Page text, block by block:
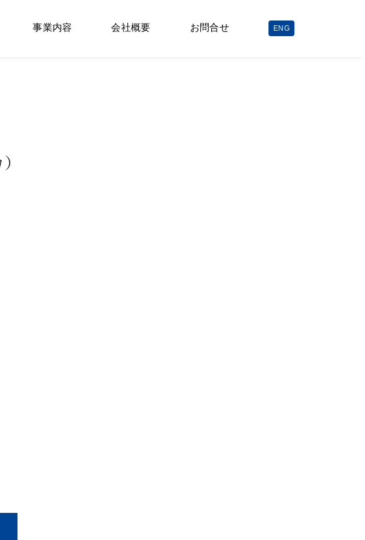
事業内容 会社概要 お問合せ ENG